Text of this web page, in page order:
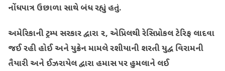
નોંધપાત્ર ઉછાળા સાથે બંધ રહ્યું હતું.
અમેરિકાની ટ્રમ્પ સરકાર દ્વારા ૨, એપ્રિલથી રેસિપ્રોકલ ટેરિફ લાદવા
જઈ રહી હોઈ અને યુક્રેન મામલે રશીયાની શરતી યુદ્વ વિરામની
તૈયારી અને ઈઝરાયેલ દ્વારા હમાસ પર હુમલાને લઈ